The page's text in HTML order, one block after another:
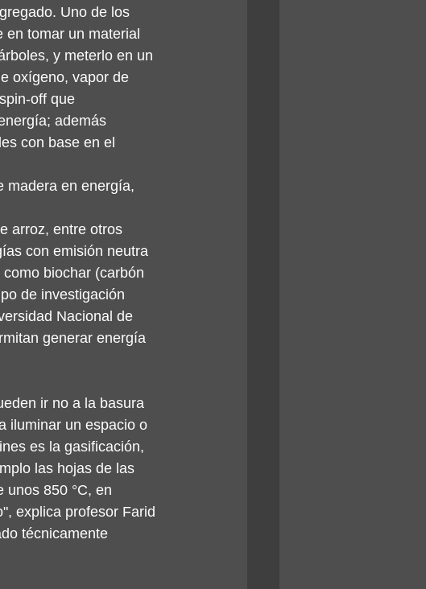
Uno de los
en tomar un material
y meterlo en un
oxígeno, vapor de
off que
además
con base en el
madera en energía,
arroz, entre otros
con emisión neutra
biochar (carbón
de investigación
Nacional de
generar energía
ir no a la basura
iluminar un espacio o
es la gasificación,
las hojas de las
unos 850 °C, en
explica profesor Farid
técnicamente